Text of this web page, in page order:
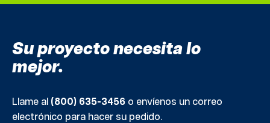
Su proyecto necesita lo
mejor.
Llame al (800) 635-3456 o envíenos un correo
electrónico para hacer su pedido.